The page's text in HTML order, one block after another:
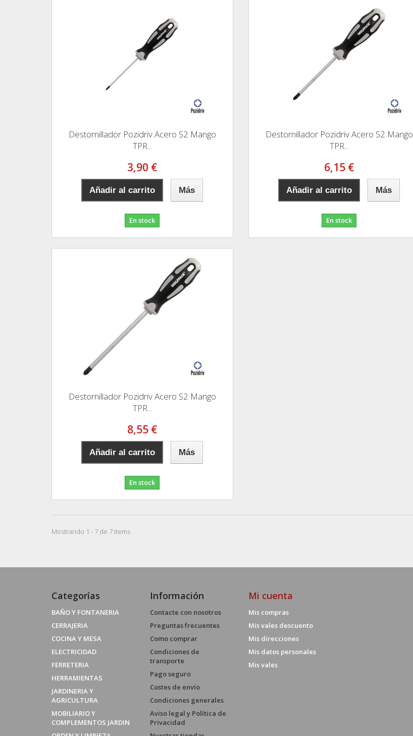
Destornillador Pozidriv Acero S2 Mango
TPR...
3,90 €
Añadir al carrito Más
En stock
Destornillador Pozidriv Acero S2 Mango
TPR...
6,15 €
Añadir al carrito Más
En stock
Destornillador Pozidriv Acero S2 Mango
TPR...
8,55 €
Añadir al carrito Más
En stock
Mostrando 1 - 7 de 7 items
Categorías
BAÑO Y FONTANERIA
CERRAJERIA
COCINA Y MESA
ELECTRICIDAD
FERRETERIA
HERRAMIENTAS
JARDINERIA Y
AGRICULTURA
MOBILIARIO Y
COMPLEMENTOS JARDIN
Información
Contacte con nosotros
Preguntas frecuentes
Como comprar
Condiciones de
transporte
Pago seguro
Costes de envío
Condiciones generales
Aviso legal y Política de
Privacidad
Mi cuenta
Mis compras
Mis vales descuento
Mis direcciones
Mis datos personales
Mis vales